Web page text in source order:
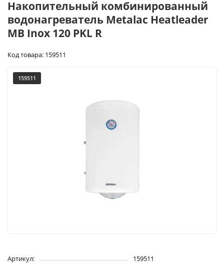
Накопительный комбинированный
водонагреватель Metalac Heatleader
MB Inox 120 PKL R
Код товара: 159511
159511
Артикул:
159511